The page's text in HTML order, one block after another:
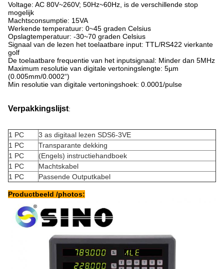
Voltage: AC 80V~260V; 50Hz~60Hz, is de verschillende stop
mogelijk
Machtsconsumptie: 15VA
Werkende temperatuur: 0~45 graden Celsius
Opslagtemperatuur: -30~70 graden Celsius
Signaal van de lezen het toelaatbare input: TTL/RS422 vierkante
golf
De toelaatbare frequentie van het inputsignaal: Minder dan 5MHz
Maximum resolutie van digitale vertoningslengte: 5µm
(0.005mm/0.0002“)
Min resolutie van digitale vertoningshoek: 0.0001/pulse
Verpakkingslijst:
1 PC
3 as digitaal lezen SDS6-3VE
1 PC
Transparante dekking
1 PC
(Engels) instructiehandboek
1 PC
Machtskabel
1 PC
Passende Outputkabel
Productbeeld /photos: